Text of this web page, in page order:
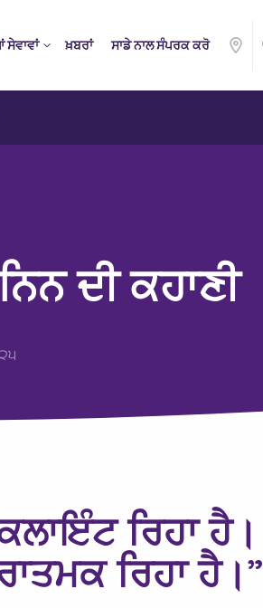
ਸੇਵਾਵਾਂ ਖ਼ਬਰਾਂ ਸਾਡੇ ਨਾਲ ਸੰਪਰਕ ਕਰੋ
ਦੀ ਕਹਾਣੀ
ਰਿਹਾ ਹੈ।
ਰਿਹਾ ਹੈ।”